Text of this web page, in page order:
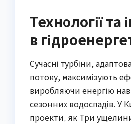
Технології та
в
Сучасні турбіни,
потоку, максимізують
виробляючи енергію
сезонних водоспадів. У
проекти, як Три